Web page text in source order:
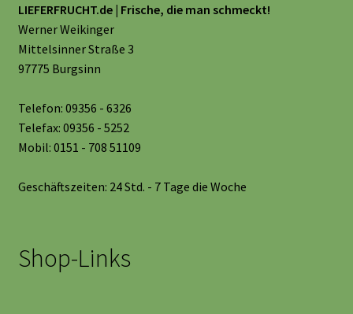
LIEFERFRUCHT.de | Frische, die man schmeckt!
Werner Weikinger
Mittelsinner Straße 3
97775 Burgsinn
Telefon: 09356 - 6326
Telefax: 09356 - 5252
Mobil: 0151 - 708 51109
Geschäftszeiten: 24 Std. - 7 Tage die Woche
Shop-Links